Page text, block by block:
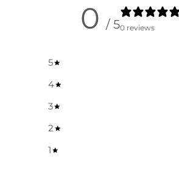
0 / 50 reviews
5
4
3
2
1